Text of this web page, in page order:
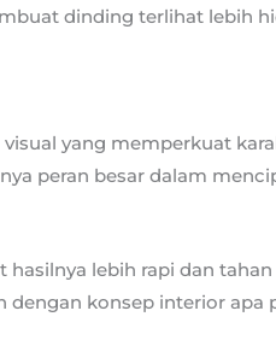
dinding terlihat lebih
yang memperkuat
peran besar dalam
lebih rapi dan tahan
dengan konsep interior apa